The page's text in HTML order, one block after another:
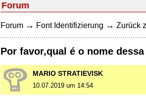
Forum
Forum → Font Identifizierung → Zurück
Por favor,qual é o nome
MARIO STRATIEVISK
10.07.2019 um 14:54